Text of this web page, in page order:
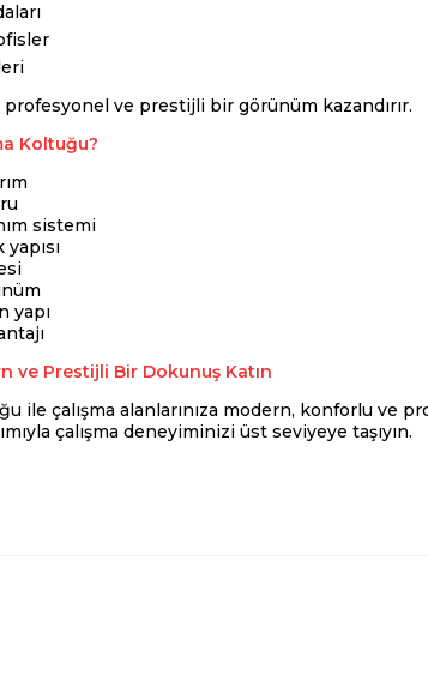
ve prestijli bir görünüm kazandırır.
Koltuğu?
sistemi
yapı
ve Prestijli Bir Dokunuş Katın
ile çalışma alanlarınıza modern, konforlu ve
çalışma deneyiminizi üst seviyeye taşıyın.